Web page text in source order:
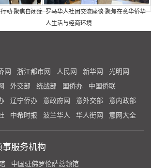
动 聚焦自闭症 罗马华人社团交流座谈 聚焦在意华侨华
人生活与经商环境
网 浙江都市网 人民网 新华网
光明网
外交部 统战部 国侨办
中国侨联
辽宁侨办 意政府网 意外交部
意内政部
中希时报 波兰华人 华人街网 意网大全
服务机构
中国驻佛罗伦萨总领馆